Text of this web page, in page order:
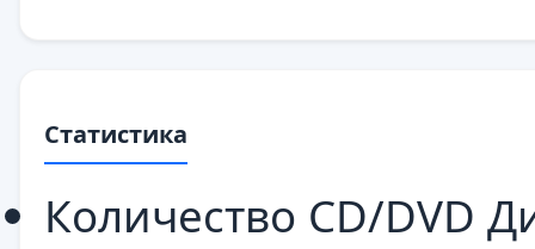
Статистика
Количество CD/DVD